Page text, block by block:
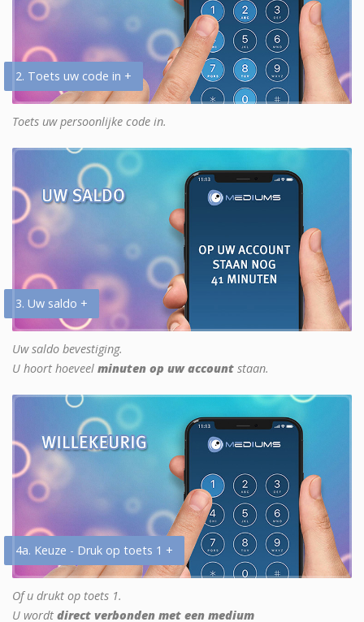
2. Toets uw code in +
Toets uw persoonlijke code in.
3. Uw saldo +
Uw saldo bevestiging.
U hoort hoeveel minuten op uw account staan.
4a. Keuze - Druk op toets 1 +
Of u drukt op toets 1.
U wordt direct verbonden met een medium